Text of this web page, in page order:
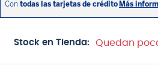
Stock en Tienda: Quedan